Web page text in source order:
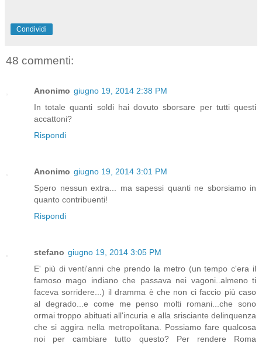
Condividi
48 commenti:
Anonimo giugno 19, 2014 2:38 PM
In totale quanti soldi hai dovuto sborsare per tutti questi
accattoni?
Rispondi
Anonimo giugno 19, 2014 3:01 PM
Spero nessun extra... ma sapessi quanti ne sborsiamo in
quanto contribuenti!
Rispondi
stefano giugno 19, 2014 3:05 PM
E' più di venti'anni che prendo la metro (un tempo c'era il
famoso mago indiano che passava nei vagoni..almeno ti
faceva sorridere...) il dramma è che non ci faccio più caso
al degrado...e come me penso molti romani...che sono
ormai troppo abituati all'incuria e alla srisciante delinquenza
che si aggira nella metropolitana. Possiamo fare qualcosa
noi per cambiare tutto questo? Per rendere Roma